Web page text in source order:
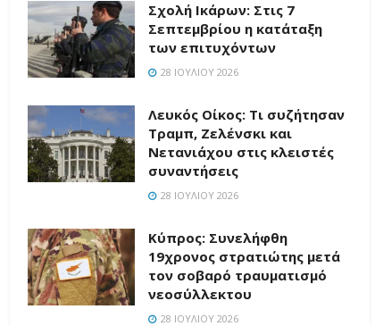
Σχολή Ικάρων: Στις 7
Σεπτεμβρίου η κατάταξη
των επιτυχόντων
28 ΙΟΥΛΊΟΥ 2026
Λευκός Οίκος: Τι συζήτησαν
Τραμπ, Ζελένσκι και
Νετανιάχου στις κλειστές
συναντήσεις
28 ΙΟΥΛΊΟΥ 2026
Κύπρος: Συνελήφθη
19χρονος στρατιώτης μετά
τον σοβαρό τραυματισμό
νεοσύλλεκτου
28 ΙΟΥΛΊΟΥ 2026